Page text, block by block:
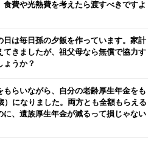
食費や光熱費を考えたら渡すべきですよ
日は毎日孫の夕飯を作っています。家計
てきましたが、祖父母なら無償で協力す
ょうか？
もらいながら、自分の老齢厚生年金をも
）になりました。両方とも全額もらえる
に、遺族厚生年金が減るって損じゃない